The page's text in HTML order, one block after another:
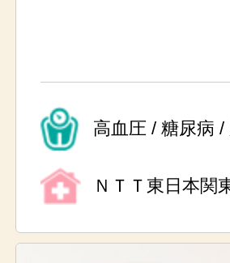
高血圧 / 糖尿病 /
ＮＴＴ東日本関